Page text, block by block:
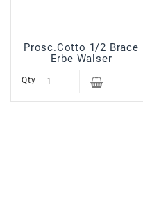
Prosc.Cotto 1/2 Brace
Erbe Walser
Qty